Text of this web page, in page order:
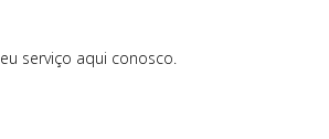
serviço aqui conosco.